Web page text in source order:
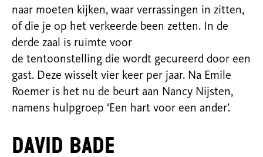
naar moeten kijken, waar verrassingen in zitten,
of die je op het verkeerde been zetten. In de
derde zaal is ruimte voor
de tentoonstelling die wordt gecureerd door een
gast. Deze wisselt vier keer per jaar. Na Emile
Roemer is het nu de beurt aan Nancy Nijsten,
namens hulpgroep ‘Een hart voor een ander’.
David Bade